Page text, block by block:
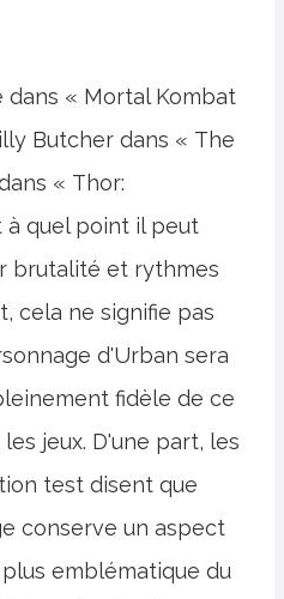
dans « Mortal Kombat
Butcher dans « The
« Thor:
à quel point il peut
brutalité et rythmes
cela ne signifie pas
d'Urban sera
fidèle de ce
jeux. D'une part, les
test disent que
conserve un aspect
emblématique du